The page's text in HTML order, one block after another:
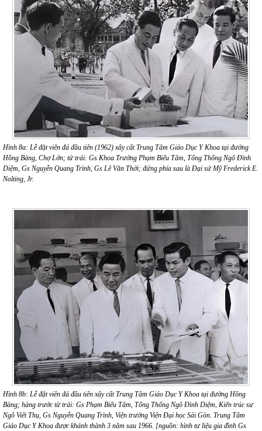
Hình 8a: Lễ đặt viên đá đầu tiên (1962) xây cất Trung Tâm Giáo Dục Y Khoa tại đường
Hồng Bàng, Chợ Lớn; từ trái: Gs Khoa Trưởng Phạm Biểu Tâm, Tổng Thống Ngô Đình
Diệm, Gs Nguyễn Quang Trình, Gs Lê Văn Thới; đứng phía sau là Đại sứ Mỹ Frederick E.
Nolting, Jr.
Hình 8b: Lễ đặt viên đá đầu tiên xây cất Trung Tâm Giáo Dục Y Khoa tại đường Hồng
Bàng; hàng trước từ trái: Gs Phạm Biểu Tâm, Tổng Thống Ngô Đình Diệm, Kiến trúc sư
Ngô Viết Thụ, Gs Nguyễn Quang Trình, Viện trưởng Viện Đại học Sài Gòn. Trung Tâm
Giáo Dục Y Khoa được khánh thành 3 năm sau 1966. [nguồn: hình tư liệu gia đình Gs